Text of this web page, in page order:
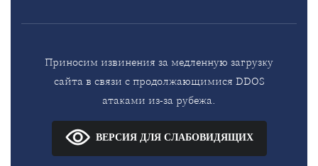
Приносим извинения за медленную загрузку
сайта в связи с продолжающимися DDOS
атаками из-за рубежа.
ВЕРСИЯ ДЛЯ СЛАБОВИДЯЩИХ